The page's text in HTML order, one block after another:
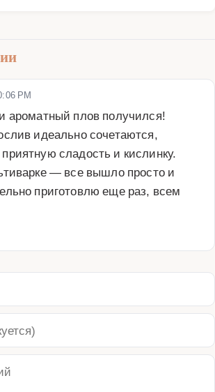
PM
ароматный плов получился!
идеально сочетаются,
сладость и кислинку.
— все вышло просто и
приготовлю еще раз, всем